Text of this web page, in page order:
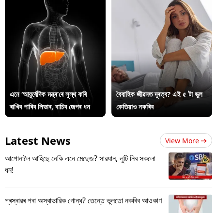
এনে ‘আয়ুৰ্বেদিক মন্ত্ৰ’ৰে সুস্থ কৰি
ৰাখিব পাৰিব লিভাৰ, বাচিব জেপৰ ধন
বৈবাহিক জীৱনত দূৰত্ব? এই ৫ টা ভুল
কেতিয়াও নকৰিব
Latest News View More
আপোনালৈ আহিছে নেকি এনে মেছেজ? সাৱধান, লুটি নিব সকলো
ধন!
প্ৰস্ৰাৱৰ পৰা অস্বাভাৱিক গোন্ধ? তেন্তে ভুলতো নকৰিব আওকাণ